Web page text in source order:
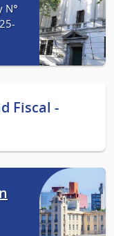
N°
Fiscal -